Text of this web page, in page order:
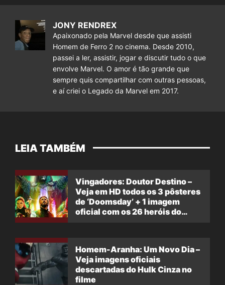
JONY RENDREX
Apaixonado pela Marvel desde que assisti
Homem de Ferro 2 no cinema. Desde 2010,
passei a ler, assistir, jogar e discutir tudo o que
envolve Marvel. O amor é tão grande que
sempre quis compartilhar com outras pessoas,
e aí criei o Legado da Marvel em 2017.
LEIA TAMBÉM
Vingadores: Doutor Destino –
Veja em HD todos os 3 pôsteres
de ‘Doomsday’ + 1 imagem
oficial com os 26 heróis do
Homem-Aranha: Um Novo Dia –
Veja imagens oficiais
descartadas do Hulk Cinza no
filme